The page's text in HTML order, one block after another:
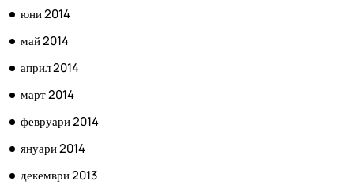
юни 2014
май 2014
април 2014
март 2014
февруари 2014
януари 2014
декември 2013